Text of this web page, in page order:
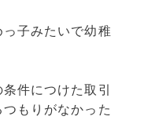
子みたいで幼稚
件につけた取引
もりがなかった